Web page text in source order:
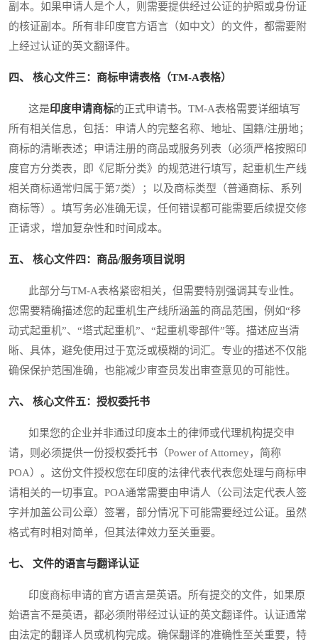
副本。如果申请人是个人，则需要提供经过公证的护照或身份证
的核证副本。所有非印度官方语言（如中文）的文件，都需要附
上经过认证的英文翻译件。
四、 核心文件三：商标申请表格（TM-A表格）
这是印度申请商标的正式申请书。TM-A表格需要详细填写
所有相关信息，包括：申请人的完整名称、地址、国籍/注册地；
商标的清晰表述；申请注册的商品或服务列表（必须严格按照印
度官方分类表，即《尼斯分类》的规范进行填写，起重机生产线
相关商标通常归属于第7类）；以及商标类型（普通商标、系列
商标等）。填写务必准确无误，任何错误都可能需要后续提交修
正请求，增加复杂性和时间成本。
五、 核心文件四：商品/服务项目说明
此部分与TM-A表格紧密相关，但需要特别强调其专业性。
您需要精确描述您的起重机生产线所涵盖的商品范围，例如“移
动式起重机”、“塔式起重机”、“起重机零部件”等。描述应当清
晰、具体，避免使用过于宽泛或模糊的词汇。专业的描述不仅能
确保保护范围准确，也能减少审查员发出审查意见的可能性。
六、 核心文件五：授权委托书
如果您的企业并非通过印度本土的律师或代理机构提交申
请，则必须提供一份授权委托书（Power of Attorney，简称
POA）。这份文件授权您在印度的法律代表代表您处理与商标申
请相关的一切事宜。POA通常需要由申请人（公司法定代表人签
字并加盖公司公章）签署，部分情况下可能需要经过公证。虽然
格式有时相对简单，但其法律效力至关重要。
七、 文件的语言与翻译认证
印度商标申请的官方语言是英语。所有提交的文件，如果原
始语言不是英语，都必须附带经过认证的英文翻译件。认证通常
由法定的翻译人员或机构完成。确保翻译的准确性至关重要，特